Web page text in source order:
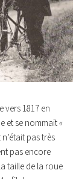
vers 1817 en
et se nommait«
pas très
pas encore
taille de la roue